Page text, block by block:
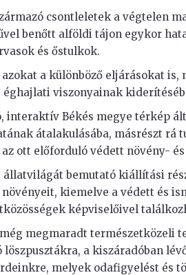
csontleletek a végtelen
benőtt alföldi tájon egykor
és őstulkok.
a különböző eljárásokat is,
viszonyainak
interaktív Békés megye térkép
átalakulásába, másrészt rá
ott előforduló védett növény-
állatvilágát bemutató kiállítási
kiemelve a védett és
képviselőivel
megmaradt természetközeli
a kiszáradóban
melyek odafigyelést és